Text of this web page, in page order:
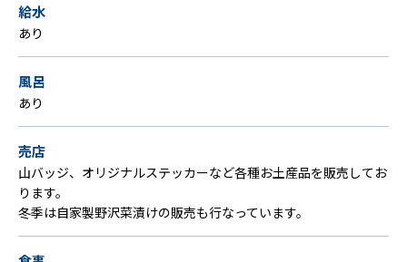
給水
あり
風呂
あり
売店
山バッジ、オリジナルステッカーなど各種お土産品を販売してお
ります。
冬季は自家製野沢菜漬けの販売も行なっています。